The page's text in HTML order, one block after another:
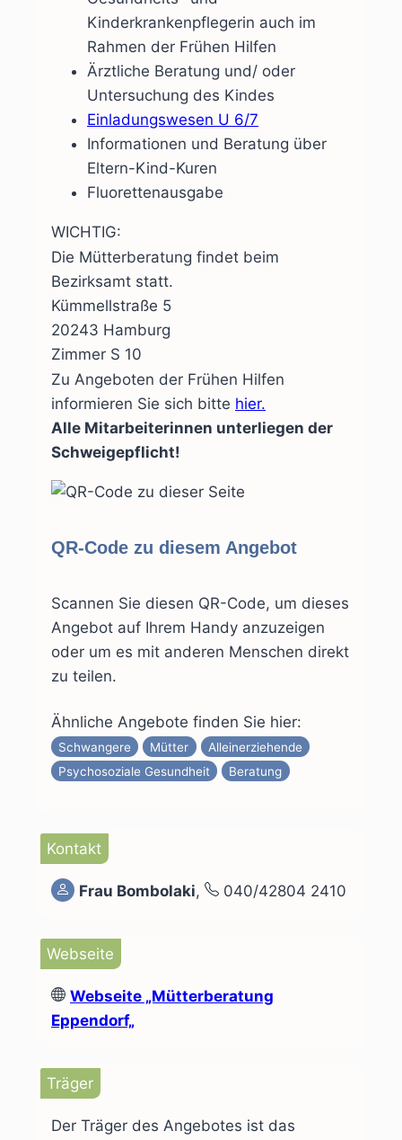
Kinderkrankenpflegerin auch im
Rahmen der Frühen Hilfen
Ärztliche Beratung und/ oder
Untersuchung des Kindes
Einladungswesen U 6/7
Informationen und Beratung über
Eltern-Kind-Kuren
Fluorettenausgabe
WICHTIG:
Die Mütterberatung findet beim
Bezirksamt statt.
Kümmellstraße 5
20243 Hamburg
Zimmer S 10
Zu Angeboten der Frühen Hilfen
informieren Sie sich bitte hier.
Alle Mitarbeiterinnen unterliegen der
Schweigepflicht!
QR-Code zu diesem Angebot
Scannen Sie diesen QR-Code, um dieses
Angebot auf Ihrem Handy anzuzeigen
oder um es mit anderen Menschen direkt
zu teilen.
Ähnliche Angebote finden Sie hier:
Schwangere Mütter
Alleinerziehende
Psychosoziale Gesundheit
Beratung
Kontakt
Frau Bombolaki, 040/42804 2410
Webseite
Webseite „Mütterberatung
Eppendorf„
Träger
Der Träger des Angebotes ist das